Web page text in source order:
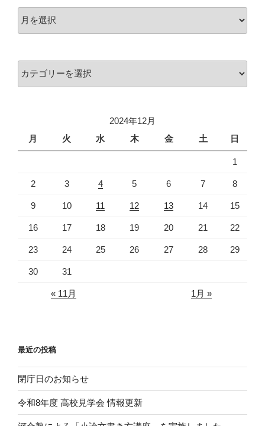
ー
ブ
テ
2024年12月
月
火 水 木 金 土 日
1
2 3 4 5 6 7 8
9 10 11 12 13 14 15
16 17 18 19 20 21 22
23 24 25 26 27 28 29
30 31
« 11月 1月 »
最近の投稿
閉庁日のお知らせ
令和8年度 高校見学会 情報更新